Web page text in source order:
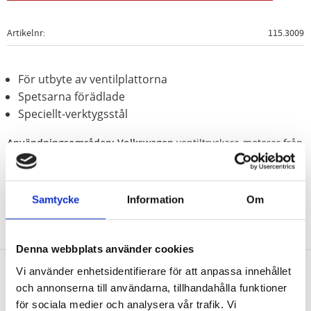
Samtycke Information Om
Denna webbplats använder cookies
Vi använder enhetsidentifierare för att anpassa innehållet
och annonserna till användarna, tillhandahålla funktioner
för sociala medier och analysera vår trafik. Vi
Artikelnr 115.3009
För utbyte av ventilplattorna
Spetsarna förädlade
Speciellt-verktygsstål
Användningsområden: Volkswagen ventiltryckare-motorer från
1.3 l
Nyhetsbrev